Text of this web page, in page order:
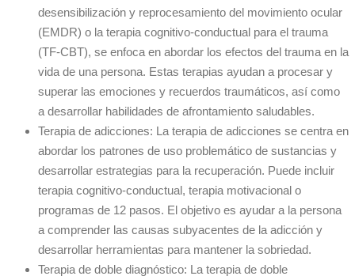
desensibilización y reprocesamiento del movimiento ocular
(EMDR) o la terapia cognitivo-conductual para el trauma
(TF-CBT), se enfoca en abordar los efectos del trauma en la
vida de una persona. Estas terapias ayudan a procesar y
superar las emociones y recuerdos traumáticos, así como
a desarrollar habilidades de afrontamiento saludables.
Terapia de adicciones: La terapia de adicciones se centra en
abordar los patrones de uso problemático de sustancias y
desarrollar estrategias para la recuperación. Puede incluir
terapia cognitivo-conductual, terapia motivacional o
programas de 12 pasos. El objetivo es ayudar a la persona
a comprender las causas subyacentes de la adicción y
desarrollar herramientas para mantener la sobriedad.
Terapia de doble diagnóstico: La terapia de doble